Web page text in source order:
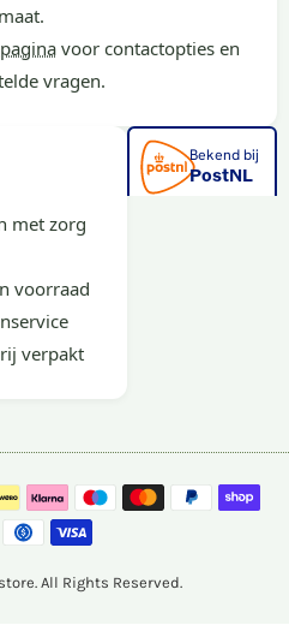
maat.
voor contactopties en
vragen.
met zorg
voorraad
verpakt
All Rights Reserved.